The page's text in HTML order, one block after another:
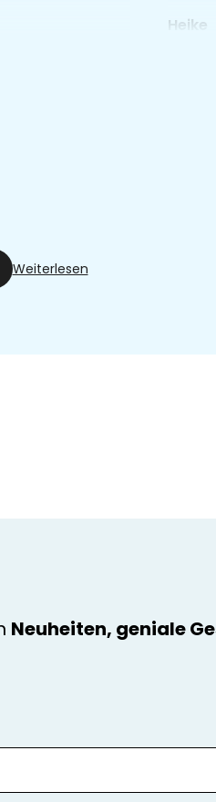
Heike
Weiterlesen
Neuheiten, geniale